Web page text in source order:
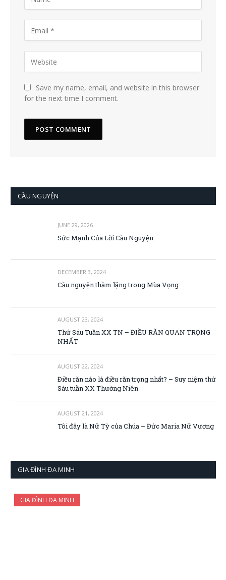
Save my name, email, and website in this browser
for the next time I comment.
CẦU NGUYỆN
JUNE 29, 2026
Sức Mạnh Của Lời Cầu Nguyện
DECEMBER 3, 2024
Cầu nguyện thầm lặng trong Mùa Vọng
AUGUST 23, 2024
Thứ Sáu Tuần XX TN – ĐIỀU RĂN QUAN TRỌNG
NHẤT
AUGUST 22, 2024
Điều răn nào là điều răn trọng nhất? – Suy niệm thứ
Sáu tuần XX Thường Niên
AUGUST 21, 2024
Tôi đây là Nữ Tỳ của Chúa – Đức Maria Nữ Vương
GIA ĐÌNH ĐA MINH
GIA ĐÌNH ĐA MINH